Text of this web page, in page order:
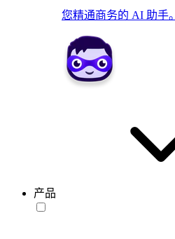
您精通商务的 AI 助手。
产品